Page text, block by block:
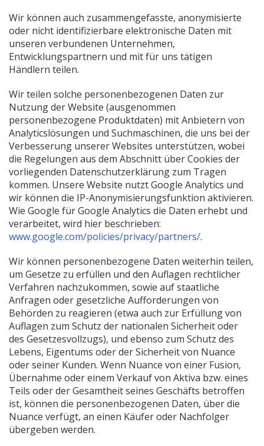
Wir können auch zusammengefasste, anonymisierte
oder nicht identifizierbare elektronische Daten mit
unseren verbundenen Unternehmen,
Entwicklungspartnern und mit für uns tätigen
Händlern teilen.
Wir teilen solche personenbezogenen Daten zur
Nutzung der Website (ausgenommen
personenbezogene Produktdaten) mit Anbietern von
Analyticslösungen und Suchmaschinen, die uns bei der
Verbesserung unserer Websites unterstützen, wobei
die Regelungen aus dem Abschnitt über Cookies der
vorliegenden Datenschutzerklärung zum Tragen
kommen. Unsere Website nutzt Google Analytics und
wir können die IP-Anonymisierungsfunktion aktivieren.
Wie Google für Google Analytics die Daten erhebt und
verarbeitet, wird hier beschrieben:
www.google.com/policies/privacy/partners/(Neues
öffnen)
.
Wir können personenbezogene Daten weiterhin teilen,
um Gesetze zu erfüllen und den Auflagen rechtlicher
Verfahren nachzukommen, sowie auf staatliche
Anfragen oder gesetzliche Aufforderungen von
Behörden zu reagieren (etwa auch zur Erfüllung von
Auflagen zum Schutz der nationalen Sicherheit oder
des Gesetzesvollzugs), und ebenso zum Schutz des
Lebens, Eigentums oder der Sicherheit von Nuance
oder seiner Kunden. Wenn Nuance von einer Fusion,
Übernahme oder einem Verkauf von Aktiva bzw. eines
Teils oder der Gesamtheit seines Geschäfts betroffen
ist, können die personenbezogenen Daten, über die
Nuance verfügt, an einen Käufer oder Nachfolger
übergeben werden.